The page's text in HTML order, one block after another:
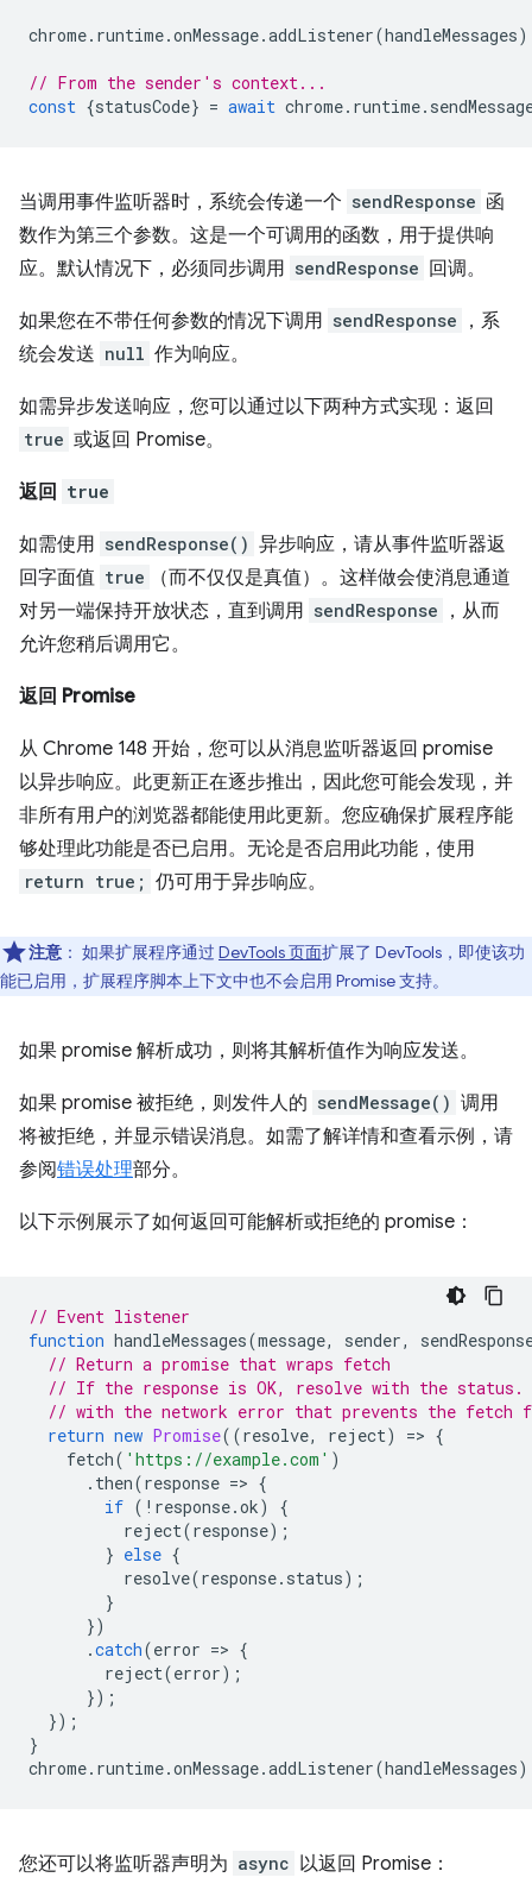
chrome. runtime.onMessage.addListener(handleMessages
// From the sender's context...
const {statusCode} = await chrome. runtime.
当调用事件监听器时，系统会传递一个 sendResponse 函
数作为第三个参数。这是一个可调用的函数，用于提供响
应。默认情况下，必须同步调用 sendResponse 回调。
如果您在不带任何参数的情况下调用 sendResponse
，系
统会发送 null 作为响应。
如需异步发送响应，您可以通过以下两种方式实现：返回
true 或返回 Promise。
返回 true
如需使用 sendResponse() 异步响应，请从事件监听器返
回字面值 true
（而不仅仅是真值）。这样做会使消息通道
对另一端保持开放状态，直到调用 sendResponse
，从而
允许您稍后调用它。
返回 Promise
从 Chrome 148 开始，您可以从消息监听器返回 promise
以异步响应。此更新正在逐步推出，因此您可能会发现，并
非所有用户的浏览器都能使用此更新。您应确保扩展程序能
够处理此功能是否已启用。无论是否启用此功能，使用
return true; 仍可用于异步响应。
注意 ： 如果扩展程序通过 DevTools 页面扩展了 DevTools，即使该功
能已启用，扩展程序脚本上下文中也不会启用 Promise 支持。
如果 promise 解析成功，则将其解析值作为响应发送。
如果 promise 被拒绝，则发件人的 sendMessage() 调用
将被拒绝，并显示错误消息。如需了解详情和查看示例，请
参阅错误处理部分。
以下示例展示了如何返回可能解析或拒绝的 promise：
// Event listener
function handleMessages(message, sender,
// Return a promise that wraps fetch
// If the response is OK, resolve with the
// with the network error that prevents the fetch
return new Promise((resolve, reject) => {
fetch( 'https://example.com' )
. then(response => {
if ( ! response.ok)
{
reject(response);
} else {
resolve(response. status);
}
})
.catch(error => {
reject(error);
});
});
}
chrome. runtime.onMessage.addListener(handleMessages
您还可以将监听器声明为 async 以返回 Promise：